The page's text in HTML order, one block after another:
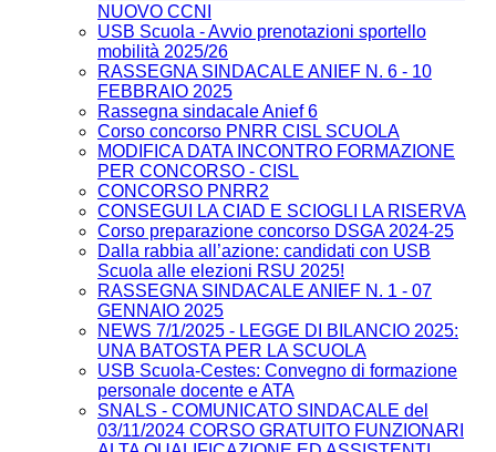
NUOVO CCNI
USB Scuola - Avvio prenotazioni sportello
mobilità 2025/26
RASSEGNA SINDACALE ANIEF N. 6 - 10
FEBBRAIO 2025
Rassegna sindacale Anief 6
Corso concorso PNRR CISL SCUOLA
MODIFICA DATA INCONTRO FORMAZIONE
PER CONCORSO - CISL
CONCORSO PNRR2
CONSEGUI LA CIAD E SCIOGLI LA RISERVA
Corso preparazione concorso DSGA 2024-25
Dalla rabbia all’azione: candidati con USB
Scuola alle elezioni RSU 2025!
RASSEGNA SINDACALE ANIEF N. 1 - 07
GENNAIO 2025
NEWS 7/1/2025 - LEGGE DI BILANCIO 2025:
UNA BATOSTA PER LA SCUOLA
USB Scuola-Cestes: Convegno di formazione
personale docente e ATA
SNALS - COMUNICATO SINDACALE del
03/11/2024 CORSO GRATUITO FUNZIONARI